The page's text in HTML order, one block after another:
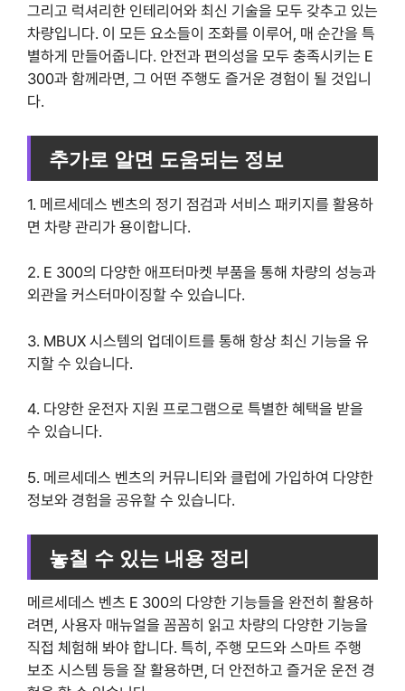
그리고 럭셔리한 인테리어와 최신 기술을 모두 갖추고 있는
차량입니다. 이 모든 요소들이 조화를 이루어, 매 순간을 특
별하게 만들어줍니다. 안전과 편의성을 모두 충족시키는 E
300과 함께라면, 그 어떤 주행도 즐거운 경험이 될 것입니
다.
추가로 알면 도움되는 정보
1. 메르세데스 벤츠의 정기 점검과 서비스 패키지를 활용하
면 차량 관리가 용이합니다.
2. E 300의 다양한 애프터마켓 부품을 통해 차량의 성능과
외관을 커스터마이징할 수 있습니다.
3. MBUX 시스템의 업데이트를 통해 항상 최신 기능을 유
지할 수 있습니다.
4. 다양한 운전자 지원 프로그램으로 특별한 혜택을 받을
수 있습니다.
5. 메르세데스 벤츠의 커뮤니티와 클럽에 가입하여 다양한
정보와 경험을 공유할 수 있습니다.
놓칠 수 있는 내용 정리
메르세데스 벤츠 E 300의 다양한 기능들을 완전히 활용하
려면, 사용자 매뉴얼을 꼼꼼히 읽고 차량의 다양한 기능을
직접 체험해 봐야 합니다. 특히, 주행 모드와 스마트 주행
보조 시스템 등을 잘 활용하면, 더 안전하고 즐거운 운전 경